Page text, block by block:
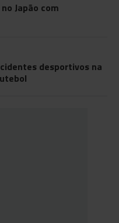
Japão com
desportivos na